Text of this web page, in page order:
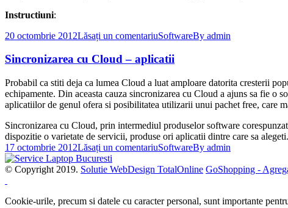
Instructiuni:
20 octombrie 2012Lăsați un comentariuSoftwareBy admin
Sincronizarea cu Cloud – aplicatii
Probabil ca stiti deja ca lumea Cloud a luat amploare datorita cresterii
echipamente. Din aceasta cauza sincronizarea cu Cloud a ajuns sa fie o
aplicatiilor de genul ofera si posibilitatea utilizarii unui pachet free, care
Sincronizarea cu Cloud, prin intermediul produselor software
dispozitie o varietate de servicii, produse ori aplicatii dintre care sa
17 octombrie 2012Lăsați un comentariuSoftwareBy admin
© Copyright 2019. Solutie WebDesign TotalOnline GoShopping -
Cookie-urile, precum si datele cu caracter personal, sunt importante